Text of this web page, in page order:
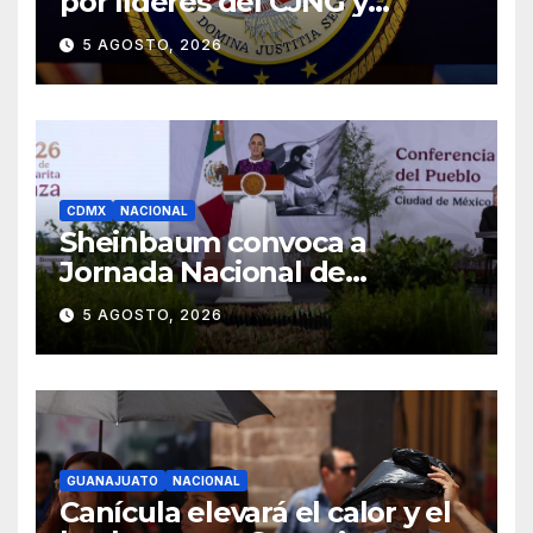
presenta nuevos cargos
5 AGOSTO, 2026
CDMX NACIONAL
Sheinbaum convoca a
Jornada Nacional de
Reforestación el 9 de agosto
5 AGOSTO, 2026
GUANAJUATO NACIONAL
Canícula elevará el calor y el